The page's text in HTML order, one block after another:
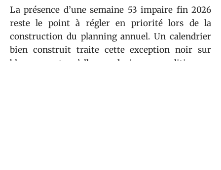
La présence d’une semaine 53 impaire fin 2026
reste le point à régler en priorité lors de la
construction du planning annuel. Un calendrier
bien construit traite cette exception noir sur
blanc, avant qu’elle ne devienne un litige en